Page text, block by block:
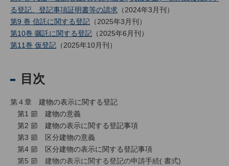
る登記、登記事項証明書等の請求 （2024年3月刊）
第9 巻 信託に関する登記 （2025年3月刊）
第10巻 嘱託に関する登記 （2025年6月刊）
第11巻 仮登記 （2025年10月刊）
目次
第４章 建物の表示に関する登記
第1 節 建物の意義
第2 節 建物の表示に関する登記事項
第3 節 区分建物の意義
第4 節 区分建物の表示に関する登記事項
第5 節 建物の表示に関する登記の申請手続( 書式)